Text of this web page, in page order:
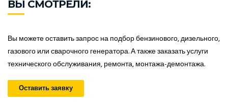
ВЫ СМОТРЕЛИ:
Вы можете оставить запрос на подбор бензинового, дизельного,
газового или сварочного генератора. А также заказать услуги
технического обслуживания, ремонта, монтажа-демонтажа.
Оставить заявку